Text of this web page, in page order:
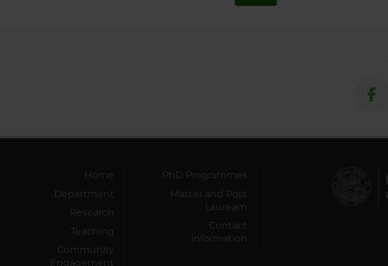
Home
Department
Research
Teaching
Community
Engagement
PhD Programmes
Master and Post
Lauream
Contact
information